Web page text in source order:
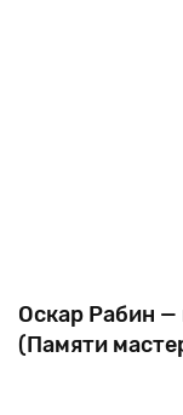
Оскар Рабин —
(Памяти